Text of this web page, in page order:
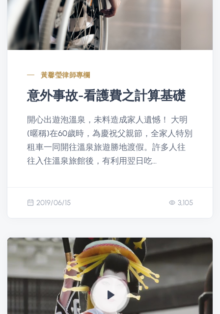
黃馨瑩律師專欄
意外事故-看護費之計算基礎
開心出遊泡溫泉，未料造成家人遺憾！ 大明
(暱稱)在60歲時，為慶祝父親節，全家人特別
租車一同開往溫泉旅遊勝地渡假。許多人往
往入住溫泉旅館後，有利用翌日吃...
2019/06/15 3,105